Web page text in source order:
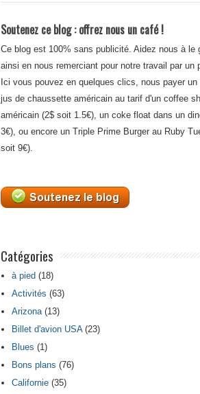
Soutenez ce blog : offrez nous un café !
Ce blog est 100% sans publicité. Aidez nous à le
ainsi en nous remerciant pour notre travail par un
Ici vous pouvez en quelques clics, nous payer un
jus de chaussette américain au tarif d'un coffee
américain (2$ soit 1.5€), un coke float dans un
3€), ou encore un Triple Prime Burger au Ruby
soit 9€).
Catégories
à pied (18)
Activités (63)
Arizona(13)
Billet d'avion USA(23)
Blues (1)
Bons plans (76)
Californie (35)